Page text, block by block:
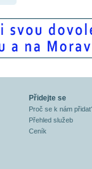
Přidejte se
Proč se k nám
Přehled služeb
Ceník